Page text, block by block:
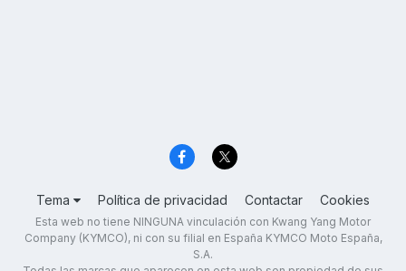
Tema Política de privacidad Contactar Cookies
Esta web no tiene NINGUNA vinculación con Kwang Yang Motor
Company (KYMCO), ni con su filial en España KYMCO Moto España,
S.A.